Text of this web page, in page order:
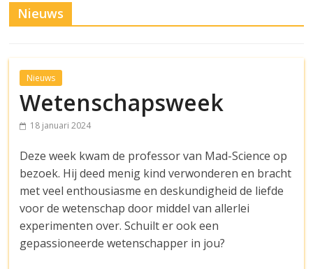
Nieuws
Nieuws
Wetenschapsweek
18 januari 2024
Deze week kwam de professor van Mad-Science op
bezoek. Hij deed menig kind verwonderen en bracht
met veel enthousiasme en deskundigheid de liefde
voor de wetenschap door middel van allerlei
experimenten over. Schuilt er ook een
gepassioneerde wetenschapper in jou?